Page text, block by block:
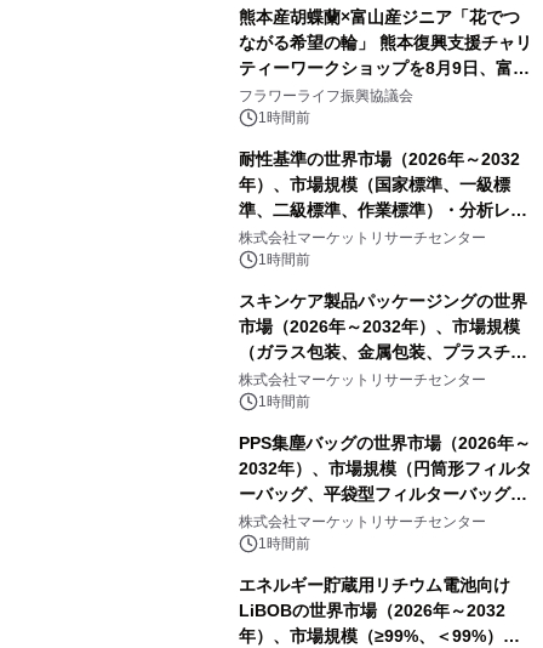
熊本産胡蝶蘭×富山産ジニア「花でつ
ながる希望の輪」 熊本復興支援チャリ
ティーワークショップを8月9日、富
山・射水で開催
フラワーライフ振興協議会
1時間前
耐性基準の世界市場（2026年～2032
年）、市場規模（国家標準、一級標
準、二級標準、作業標準）・分析レポ
ートを発表
株式会社マーケットリサーチセンター
1時間前
スキンケア製品パッケージングの世界
市場（2026年～2032年）、市場規模
（ガラス包装、金属包装、プラスチッ
ク包装、その他）・分析レポートを発
表
株式会社マーケットリサーチセンター
1時間前
PPS集塵バッグの世界市場（2026年～
2032年）、市場規模（円筒形フィルタ
ーバッグ、平袋型フィルターバッグ、
プリーツフィルターバッグ、その
他）・分析レポートを発表
株式会社マーケットリサーチセンター
1時間前
エネルギー貯蔵用リチウム電池向け
LiBOBの世界市場（2026年～2032
年）、市場規模（≥99%、＜99%）・